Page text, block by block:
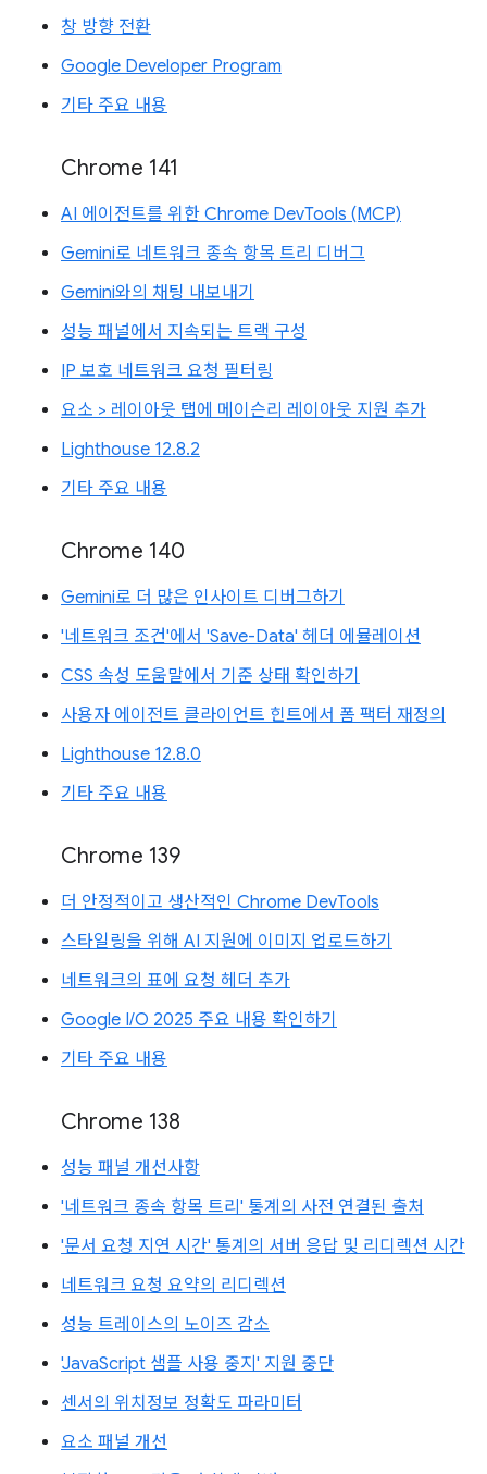
창 방향 전환
Google Developer Program
기타 주요 내용
Chrome 141
AI 에이전트를 위한 Chrome DevTools (MCP)
Gemini로 네트워크 종속 항목 트리 디버그
Gemini와의 채팅 내보내기
성능 패널에서 지속되는 트랙 구성
IP 보호 네트워크 요청 필터링
요소 > 레이아웃 탭에 메이슨리 레이아웃 지원 추가
Lighthouse 12.8.2
기타 주요 내용
Chrome 140
Gemini로 더 많은 인사이트 디버그하기
'네트워크 조건'에서 'Save-Data' 헤더 에뮬레이션
CSS 속성 도움말에서 기준 상태 확인하기
사용자 에이전트 클라이언트 힌트에서 폼 팩터 재정의
Lighthouse 12.8.0
기타 주요 내용
Chrome 139
더 안정적이고 생산적인 Chrome DevTools
스타일링을 위해 AI 지원에 이미지 업로드하기
네트워크의 표에 요청 헤더 추가
Google I/O 2025 주요 내용 확인하기
기타 주요 내용
Chrome 138
성능 패널 개선사항
'네트워크 종속 항목 트리' 통계의 사전 연결된 출처
'문서 요청 지연 시간' 통계의 서버 응답 및 리디렉션 시간
네트워크 요청 요약의 리디렉션
성능 트레이스의 노이즈 감소
'JavaScript 샘플 사용 중지' 지원 중단
센서의 위치정보 정확도 파라미터
요소 패널 개선